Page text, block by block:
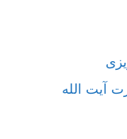
آیت الله